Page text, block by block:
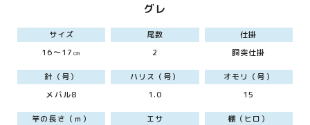
グレ
サイズ
16～17㎝
尾数
2
仕掛
胴突仕掛
針（号）
メバル8
ハリス（号）
1.0
オモリ（号）
15
竿の長さ（ｍ）
エサ
棚（ヒロ）